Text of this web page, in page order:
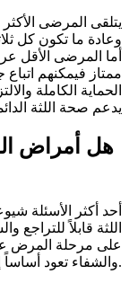
يتلقى المرضى
وعادة ما تكون كل
أما المرضى الأقل
ممتاز فيمكنهم
الحماية الكاملة
يدعم صحة اللثة
هل أمراض
أحد أكثر الأسئلة
اللثة قابلاً للتراجع
على مرحلة المرض
والشفاء تعود أساساً إلى التوقيت.